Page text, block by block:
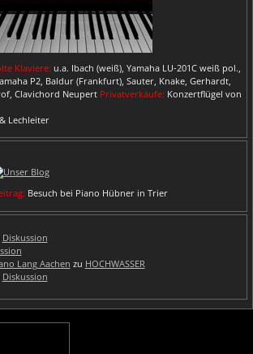
Klaviere: u.a. Ibach (weiß), Yamaha LU-201C weiß pol.,
P2, Baldur (Frankfurt), Sauter, Knake, Gerhardt,
Clavichord Neupert Privatverkäufe: Konzertflügel von
Lechleiter
Besuch bei Piano Hübner in Trier
Diskussion
Lang Aachen zu HOCHWASSER
Diskussion